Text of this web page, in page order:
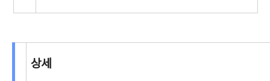
상세